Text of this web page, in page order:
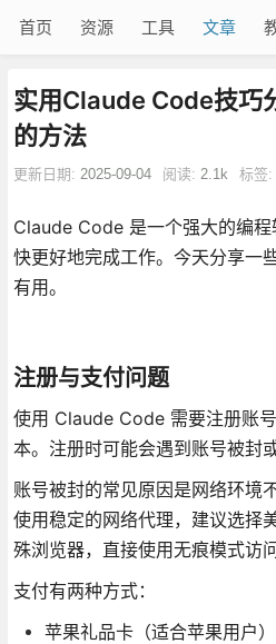
首页 资源 工具 文章
实用Claude Code技巧
的方法
更新日期: 2025-09-04 阅读: 2.1k 标签:
Claude Code 是一个强大的编
快更好地完成工作。今天分享一
有用。
注册与支付问题
使用 Claude Code 需要注册账
本。注册时可能会遇到账号被封
账号被封的常见原因是网络环境
使用稳定的网络代理，建议选择
殊浏览器，直接使用无痕模式访
支付有两种方式：
苹果礼品卡（适合苹果用户）